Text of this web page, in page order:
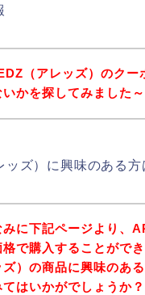
（アレッズ）のクー
いかを探してみました～
ズ）に興味のある方
みに下記ページより、
格で購入することがで
ズ）の商品に興味のあ
てはいかがでしょうか？